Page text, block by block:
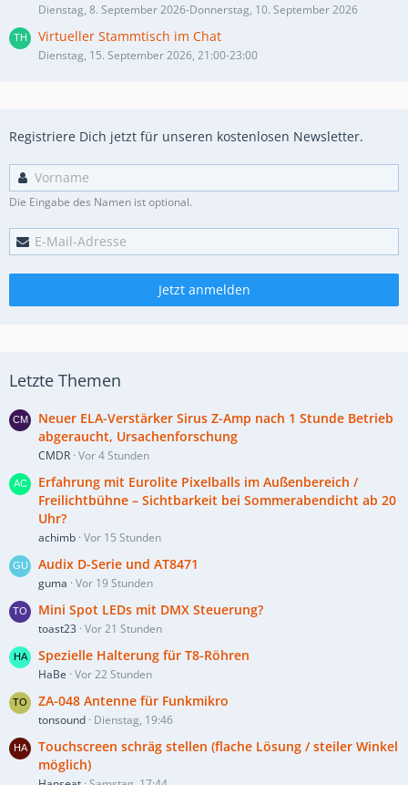
Dienstag, 8. September 2026-Donnerstag, 10. September 2026
Virtueller Stammtisch im Chat
Dienstag, 15. September 2026, 21:00-23:00
Registriere Dich jetzt für unseren kostenlosen Newsletter.
Die Eingabe des Namen ist optional.
Jetzt anmelden
Letzte Themen
Neuer ELA-Verstärker Sirus Z-Amp nach 1 Stunde Betrieb
abgeraucht, Ursachenforschung
CMDR Vor 4 Stunden
Erfahrung mit Eurolite Pixelballs im Außenbereich /
Freilichtbühne – Sichtbarkeit bei Sommerabendicht ab 20
Uhr?
achimb Vor 15 Stunden
Audix D-Serie und AT8471
guma Vor 19 Stunden
Mini Spot LEDs mit DMX Steuerung?
toast23 Vor 21 Stunden
Spezielle Halterung für T8-Röhren
HaBe Vor 22 Stunden
ZA-048 Antenne für Funkmikro
tonsound Dienstag, 19:46
Touchscreen schräg stellen (flache Lösung / steiler Winkel
möglich)